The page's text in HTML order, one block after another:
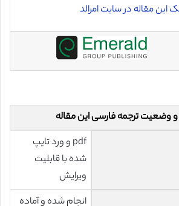
این مقاله در سایت امرالد
ترجمه فارسی این مقاله
pdf و ورد تایپ
شده با قابلیت
ویرایش
انجام شده و آماده